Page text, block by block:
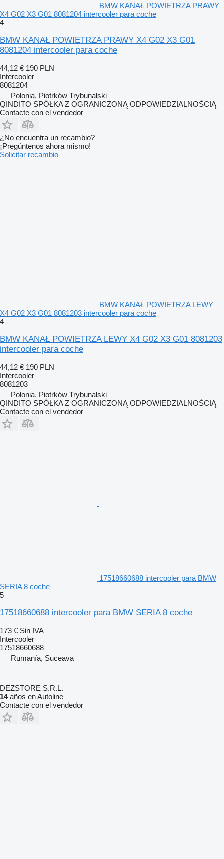
BMW KANAŁ POWIETRZA PRAWY
X4 G02 X3 G01 8081204 intercooler para coche
4
BMW KANAŁ POWIETRZA PRAWY X4 G02 X3 G01
8081204 intercooler para coche
44,12 € 190 PLN
Intercooler
8081204
Polonia, Piotrków Trybunalski
QINDITO SPÓŁKA Z OGRANICZONĄ ODPOWIEDZIALNOŚCIĄ
Contacte con el vendedor
¿No encuentra un recambio?
¡Pregúntenos ahora mismo!
Solicitar recambio
BMW KANAŁ POWIETRZA LEWY
X4 G02 X3 G01 8081203 intercooler para coche
4
BMW KANAŁ POWIETRZA LEWY X4 G02 X3 G01 8081203
intercooler para coche
44,12 € 190 PLN
Intercooler
8081203
Polonia, Piotrków Trybunalski
QINDITO SPÓŁKA Z OGRANICZONĄ ODPOWIEDZIALNOŚCIĄ
Contacte con el vendedor
17518660688 intercooler para BMW
SERIA 8 coche
5
17518660688 intercooler para BMW SERIA 8 coche
173 € Sin IVA
Intercooler
17518660688
Rumanía, Suceava
DEZSTORE S.R.L.
14años en Autoline
Contacte con el vendedor